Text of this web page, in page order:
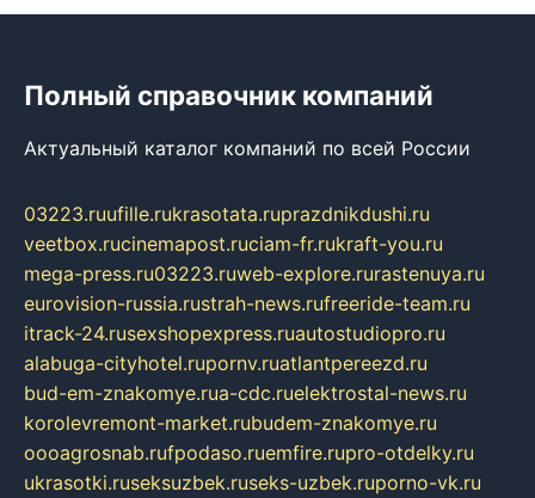
Полный справочник компаний
Актуальный каталог компаний по всей России
03223.ruufille.rukrasotata.ruprazdnikdushi.ru
veetbox.rucinemapost.ruciam-fr.rukraft-you.ru
mega-press.ru03223.ruweb-explore.rurastenuya.ru
eurovision-russia.rustrah-news.rufreeride-team.ru
itrack-24.rusexshopexpress.ruautostudiopro.ru
alabuga-cityhotel.rupornv.ruatlantpereezd.ru
bud-em-znakomye.rua-cdc.ruelektrostal-news.ru
korolevremont-market.rubudem-znakomye.ru
oooagrosnab.rufpodaso.ruemfire.rupro-otdelky.ru
ukrasotki.ruseksuzbek.ruseks-uzbek.ruporno-vk.ru